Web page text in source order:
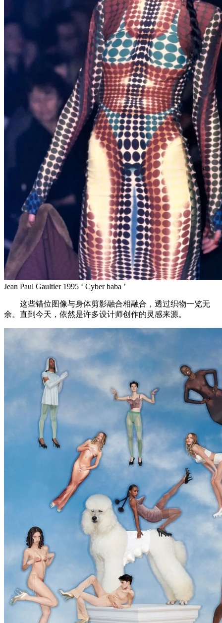
Jean Paul Gaultier 1995 ‘ Cyber baba ’
这些错位图像与身体剪影融合相融合，透过织物一览无
余。直到今天，依然是许多设计师创作的灵感来源。